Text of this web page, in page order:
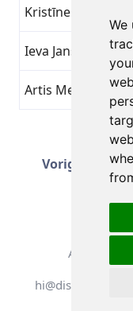
We
Kristīne J
Ieva Jansone
Artis Mednis
Vorige
Alle